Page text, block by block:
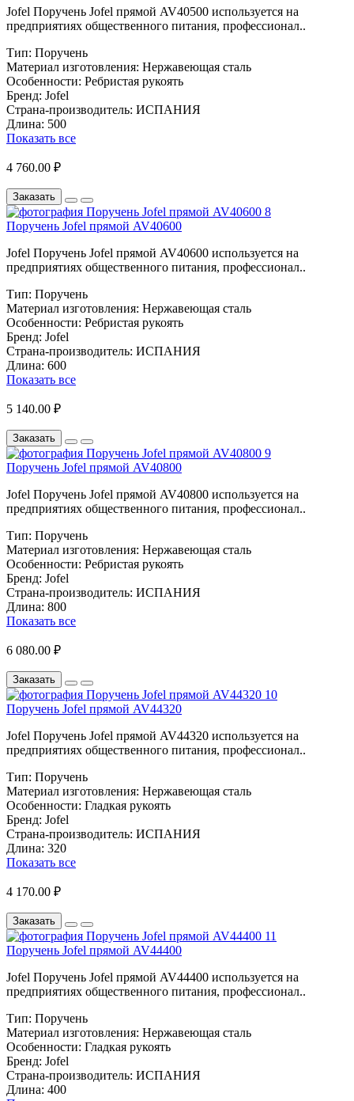
Jofel Поручень Jofel прямой AV40500 используется на
предприятиях общественного питания, профессионал..
Тип: Поручень
Материал изготовления: Нержавеющая сталь
Особенности: Ребристая рукоять
Бренд: Jofel
Страна-производитель: ИСПАНИЯ
Длина: 500
Показать все
4 760.00 ₽
Заказать
Поручень Jofel прямой AV40600
Jofel Поручень Jofel прямой AV40600 используется на
предприятиях общественного питания, профессионал..
Тип: Поручень
Материал изготовления: Нержавеющая сталь
Особенности: Ребристая рукоять
Бренд: Jofel
Страна-производитель: ИСПАНИЯ
Длина: 600
Показать все
5 140.00 ₽
Заказать
Поручень Jofel прямой AV40800
Jofel Поручень Jofel прямой AV40800 используется на
предприятиях общественного питания, профессионал..
Тип: Поручень
Материал изготовления: Нержавеющая сталь
Особенности: Ребристая рукоять
Бренд: Jofel
Страна-производитель: ИСПАНИЯ
Длина: 800
Показать все
6 080.00 ₽
Заказать
Поручень Jofel прямой AV44320
Jofel Поручень Jofel прямой AV44320 используется на
предприятиях общественного питания, профессионал..
Тип: Поручень
Материал изготовления: Нержавеющая сталь
Особенности: Гладкая рукоять
Бренд: Jofel
Страна-производитель: ИСПАНИЯ
Длина: 320
Показать все
4 170.00 ₽
Заказать
Поручень Jofel прямой AV44400
Jofel Поручень Jofel прямой AV44400 используется на
предприятиях общественного питания, профессионал..
Тип: Поручень
Материал изготовления: Нержавеющая сталь
Особенности: Гладкая рукоять
Бренд: Jofel
Страна-производитель: ИСПАНИЯ
Длина: 400